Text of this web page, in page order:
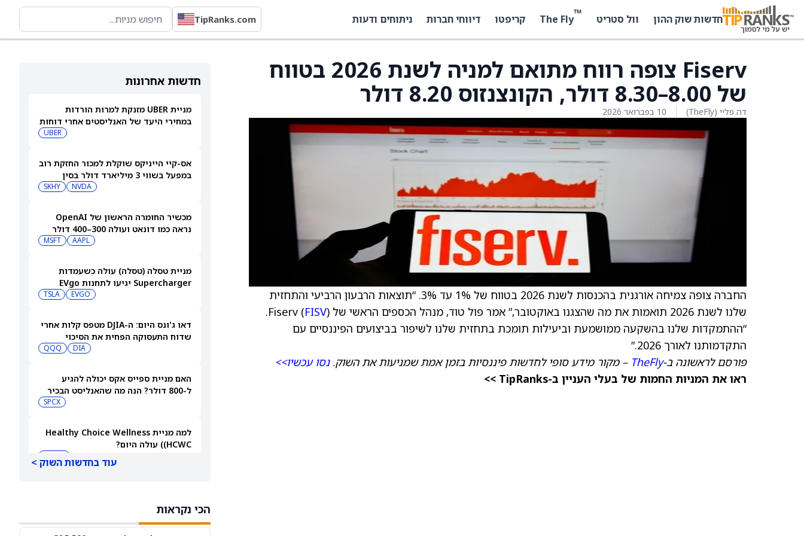
חדשות שוק ההון וול סטריט ™
The Fly קריפטו דיווחי חברות ניתוחים ודעות TipRanks.com
חדשות אחרונות
מניית UBER מזנקת למרות הורדות
במחירי היעד של האנליסטים אחרי דוחות
UBER
אס-קיי הייניקס שוקלת למכור החזקת רוב
במפעל בשווי 3 מיליארד דולר בסין
NVDA
SKHY
מכשיר החומרה הראשון של OpenAI
נראה כמו דונאט ועולה 300–400 דולר
AAPL
MSFT
מניית טסלה (טסלה) עולה כשעמדות
Supercharger יגיעו לתחנות EVgo
EVGO
TSLA
דאו ג'ונס היום: ה-DJIA מטפס קלות אחרי
שדוח התעסוקה הפחית את הסיכוי
DIA
QQQ
האם מניית ספייס אקס יכולה להגיע
ל-800 דולר? הנה מה שהאנליסט הבכיר
SPCX
למה מניית Healthy Choice Wellness
(HCWC) עולה היום?
עוד בחדשות השוק >
הכי נקראות
Fiserv צופה רווח מתואם למניה לשנת 2026 בטווח
של 8.00–8.30 דולר, הקונצנזוס 8.20 דולר
דה פליי (TheFly) 10 בפברואר 2026
החברה צופה צמיחה אורגנית בהכנסות לשנת 2026 בטווח של 1% עד 3%. “תוצאות הרבעון הרביעי והתחזית
שלנו לשנת 2026 תואמות את מה שהצגנו באוקטובר,” אמר פול טוד, מנהל הכספים הראשי של Fiserv (
FISV
).
“ההתמקדות שלנו בהשקעה ממושמעת וביעילות תומכת בתחזית שלנו לשיפור בביצועים הפיננסיים עם
התקדמותנו לאורך 2026.”
פורסם לראשונה ב-TheFly – מקור מידע סופי לחדשות פיננסיות בזמן אמת שמניעות את השוק.נסו עכשיו>>
ראו את המניות החמות של בעלי העניין ב-TipRanks >>